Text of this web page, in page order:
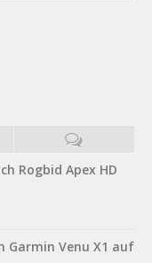
Rogbid Apex HD
Garmin Venu X1 auf